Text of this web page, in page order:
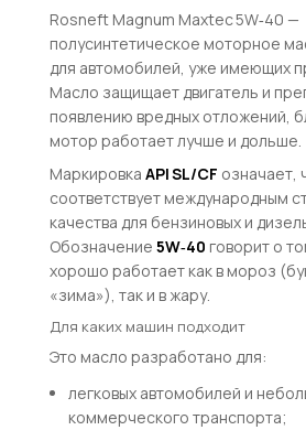
Rosneft Magnum Maxtec 5W‑40 —
полусинтетическое моторное
для автомобилей, уже имеющих
Масло защищает двигатель и
появлению вредных отложений,
мотор работает лучше и дольше.
Маркировка API SL/CF означает,
соответствует международным
качества для бензиновых и
Обозначение 5W‑40 говорит о
хорошо работает как в мороз
«зима»), так и в жару.
Для каких машин подходит
Это масло разработано для:
легковых автомобилей и
коммерческого транспорта;